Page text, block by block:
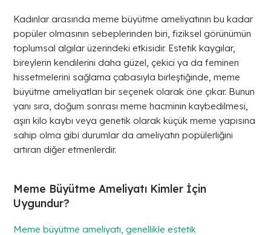
Kadınlar arasında meme büyütme ameliyatının bu kadar
popüler olmasının sebeplerinden biri, fiziksel görünümün
toplumsal algılar üzerindeki etkisidir. Estetik kaygılar,
bireylerin kendilerini daha güzel, çekici ya da feminen
hissetmelerini sağlama çabasıyla birleştiğinde, meme
büyütme ameliyatları bir seçenek olarak öne çıkar. Bunun
yanı sıra, doğum sonrası meme hacminin kaybedilmesi,
aşırı kilo kaybı veya genetik olarak küçük meme yapısına
sahip olma gibi durumlar da ameliyatın popülerliğini
artıran diğer etmenlerdir.
Meme Büyütme Ameliyatı Kimler İçin
Uygundur?
Meme büyütme ameliyatı, genellikle estetik